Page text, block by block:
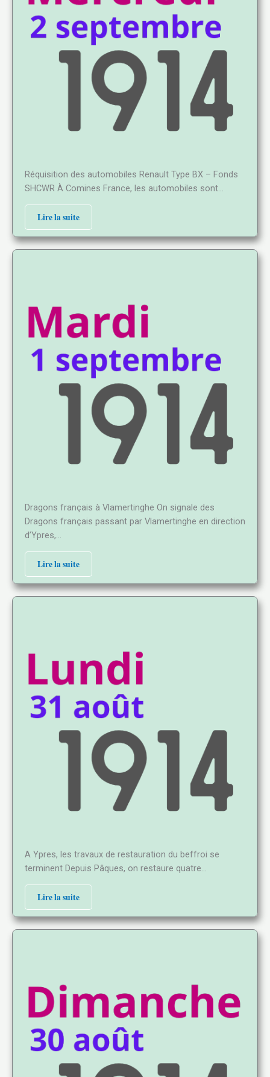
Réquisition des automobiles Renault Type BX – Fonds
SHCWR À Comines France, les automobiles sont…
Lire la suite
Dragons français à Vlamertinghe On signale des
Dragons français passant par Vlamertinghe en direction
d’Ypres,…
Lire la suite
A Ypres, les travaux de restauration du beffroi se
terminent Depuis Pâques, on restaure quatre…
Lire la suite